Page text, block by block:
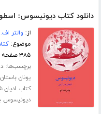
دانلود کتاب دیونیسوس:
از: والتر اف.
موضوع:
۳۸۵ صفحه
برچسب‌ها:
یونان باستان
کتاب ادیان